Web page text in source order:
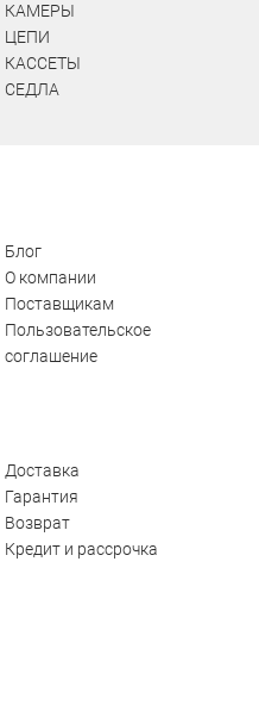
КАМЕРЫ
ЦЕПИ
КАССЕТЫ
СЕДЛА
Блог
О компании
Поставщикам
Пользовательское
соглашение
Доставка
Гарантия
Возврат
Кредит и рассрочка